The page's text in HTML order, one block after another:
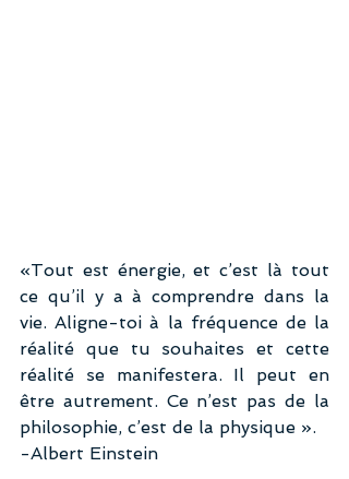
«Tout est énergie, et c’est là tout
ce qu’il y a à comprendre dans la
vie. Aligne-toi à la fréquence de la
réalité que tu souhaites et cette
réalité se manifestera. Il peut en
être autrement. Ce n’est pas de la
philosophie, c’est de la physique ».
-Albert Einstein